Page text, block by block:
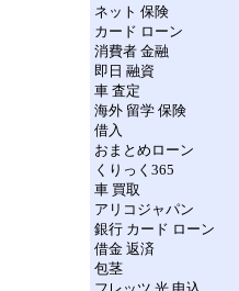
ネット 保険
カード ローン
消費者 金融
即日 融資
車 査定
海外 留学 保険
借入
おまとめローン
くりっく365
車 買取
アリコジャパン
銀行 カード ローン
借金 返済
包茎